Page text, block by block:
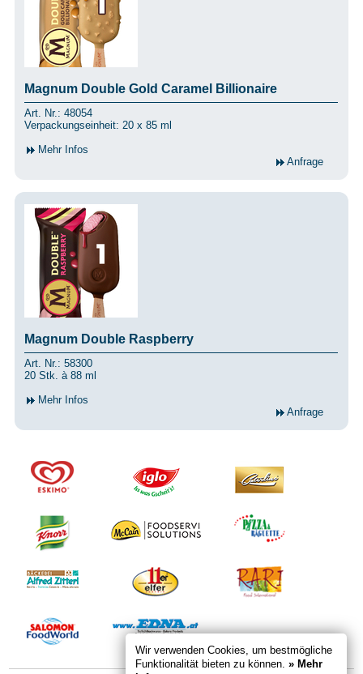
Wir verwenden Cookies, um bestmögliche
Funktionalität bieten zu können. » Mehr
Magnum Double Gold Caramel Billionaire
Art. Nr.: 48054
Verpackungseinheit: 20 x 85 ml
Mehr Infos
Anfrage
Magnum Double Raspberry
Art. Nr.: 58300
20 Stk. à 88 ml
Mehr Infos
Anfrage